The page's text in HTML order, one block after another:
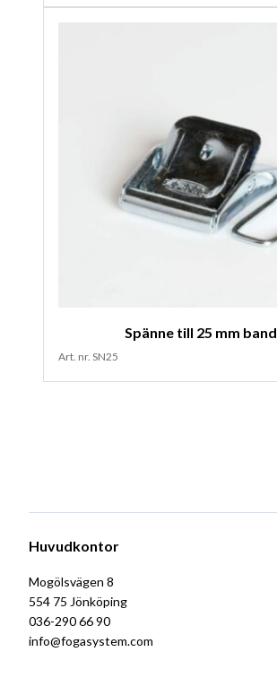
Spänne till 25 mm band
Art. nr. SN25
Huvudkontor
Mogölsvägen 8
554 75 Jönköping
036-290 66 90
info@fogasystem.com